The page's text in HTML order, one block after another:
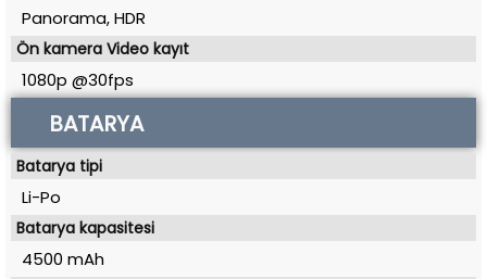
Panorama, HDR
Ön kamera Video kayıt
1080p @30fps
BATARYA
Batarya tipi
Li-Po
Batarya kapasitesi
4500 mAh